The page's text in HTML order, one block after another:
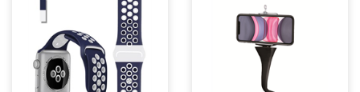
מגיע עם שלט לצילום מרחוק